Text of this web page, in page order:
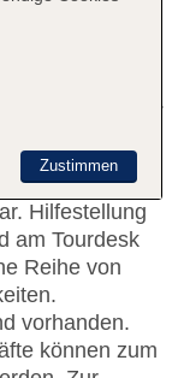
die
Aufzügen
die Uhr besetzt.
eine
ein
Hilfestellung
am Tourdesk
Reihe von
vorhanden.
können zum
Zustimmen